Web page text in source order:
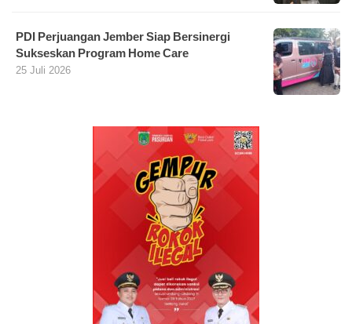
PDI Perjuangan Jember Siap Bersinergi
Sukseskan Program Home Care
25 Juli 2026